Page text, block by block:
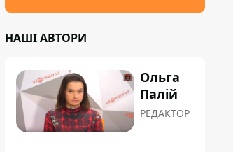
НАШІ АВТОРИ
Ольга
Палій
РЕДАКТОР